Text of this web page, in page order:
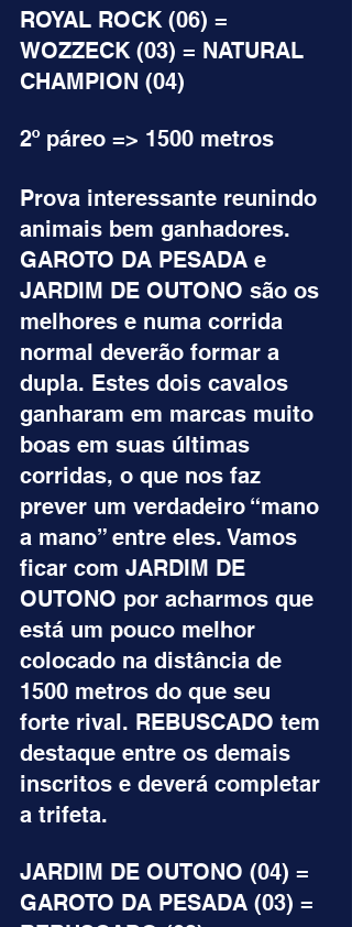
ROYAL ROCK (06) =
WOZZECK (03) = NATURAL
CHAMPION (04)
2º páreo => 1500 metros
Prova interessante reunindo
animais bem ganhadores.
GAROTO DA PESADA e
JARDIM DE OUTONO são os
melhores e numa corrida
normal deverão formar a
dupla. Estes dois cavalos
ganharam em marcas muito
boas em suas últimas
corridas, o que nos faz
prever um verdadeiro “mano
a mano” entre eles. Vamos
ficar com JARDIM DE
OUTONO por acharmos que
está um pouco melhor
colocado na distância de
1500 metros do que seu
forte rival. REBUSCADO tem
destaque entre os demais
inscritos e deverá completar
a trifeta.
JARDIM DE OUTONO (04) =
GAROTO DA PESADA (03) =